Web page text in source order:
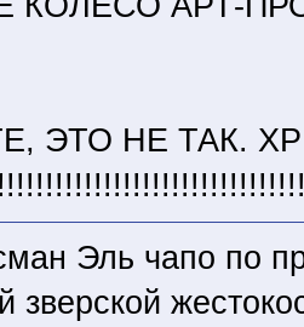
ЭТО НЕ ТАК.
Эль чапо по
зверской